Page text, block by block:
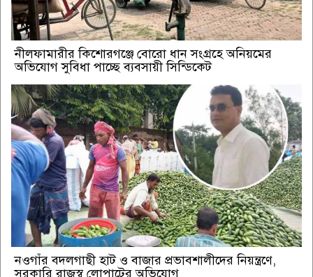
নীলফামারীর কিশোরগঞ্জে বোরো ধান সংগ্রহে অনিয়মের
অভিযোগ সুবিধা পাচ্ছে ব্যবসায়ী সিন্ডিকেট
নওগাঁর বদলগাছী হাট ও বাজার প্রভাবশালীদের নিয়ন্ত্রণে,
সরকারি রাজস্ব লোপাটের অভিযোগ